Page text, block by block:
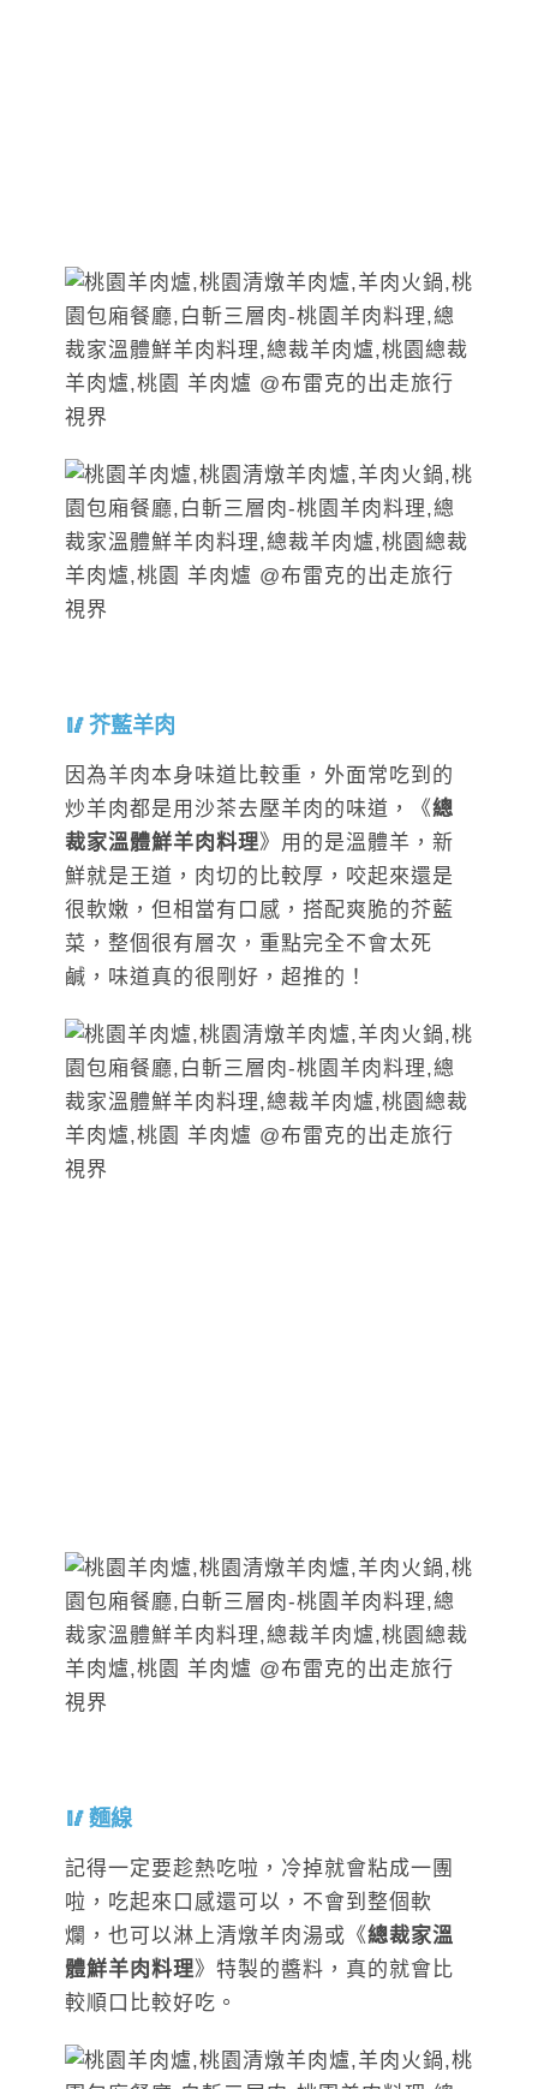
芥藍羊肉
因為羊肉本身味道比較重，外面常吃到的
炒羊肉都是用沙茶去壓羊肉的味道，《總
裁家溫體鮮羊肉料理》用的是溫體羊，新
鮮就是王道，肉切的比較厚，咬起來還是
很軟嫩，但相當有口感，搭配爽脆的芥藍
菜，整個很有層次，重點完全不會太死
鹹，味道真的很剛好，超推的！
麵線
記得一定要趁熱吃啦，冷掉就會粘成一團
啦，吃起來口感還可以，不會到整個軟
爛，也可以淋上清燉羊肉湯或《總裁家溫
體鮮羊肉料理》特製的醬料，真的就會比
較順口比較好吃。